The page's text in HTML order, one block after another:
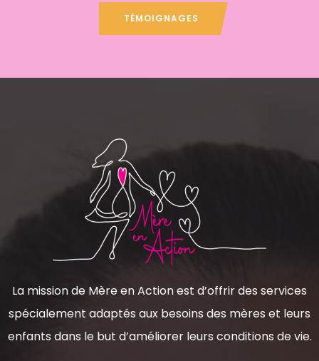
TÉMOIGNAGES
La mission de Mère en Action est d’offrir des services
spécialement adaptés aux besoins des mères et leurs
enfants dans le but d’améliorer leurs conditions de vie.